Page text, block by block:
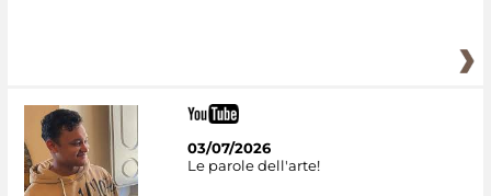
03/07/2026
Le parole dell'arte!